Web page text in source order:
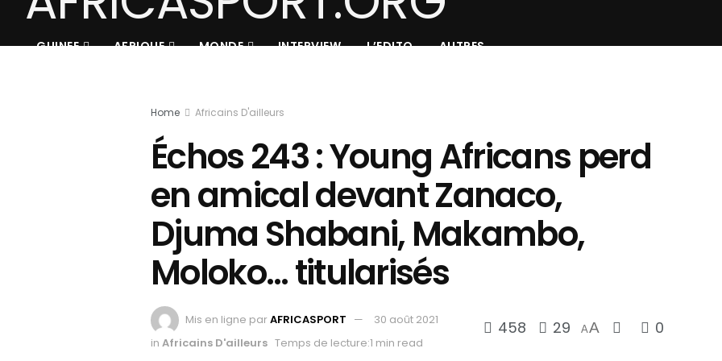
GUINEE AFRIQUE MONDE INTERVIEW L’EDITO AUTRES
Home Africains D'ailleurs
Échos 243 : Young Africans perd
en amical devant Zanaco,
Djuma Shabani, Makambo,
Moloko… titularisés
Mis en ligne parAFRICASPORT
30 août 2021
in Africains D'ailleurs Temps de lecture:1 min read
458 29 AA 0